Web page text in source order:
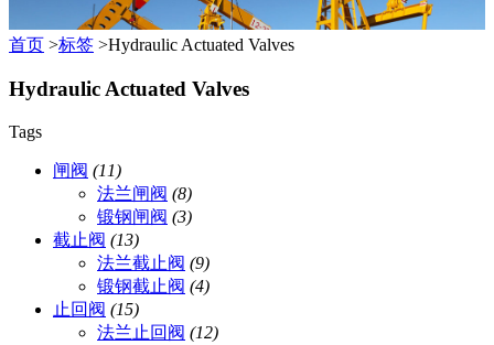
首页 >标签 >Hydraulic Actuated Valves
Hydraulic Actuated Valves
Tags
闸阀 (11)
法兰闸阀 (8)
锻钢闸阀 (3)
截止阀 (13)
法兰截止阀 (9)
锻钢截止阀 (4)
止回阀 (15)
法兰止回阀 (12)